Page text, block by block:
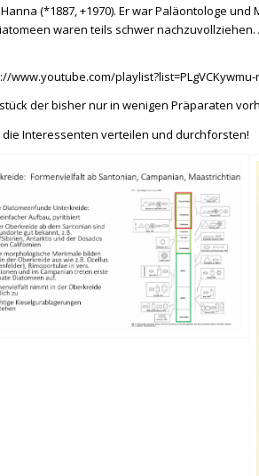
(*1887, +1970). Er war Paläontologe
waren teils schwer nachzuvollziehen.
www.youtube.com/playlist?list=PLgVCKywmu-
der bisher nur in wenigen Präparaten
die Interessenten verteilen und durchforsten!